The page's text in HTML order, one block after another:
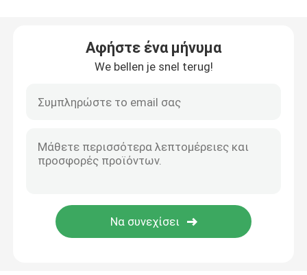
Φορείο εδρών σκαλοπατιών
Φορείο διάσωσης έκτακτης ανάγκης
Αφήστε ένα μήνυμα
We bellen je snel terug!